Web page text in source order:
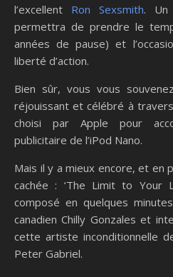
l’excellent Ron Sexsmith. Un
permettra de prendre le
années de pause) et
liberté d’action.
Bien sûr, vous vous
réjouissant et célébré à
choisi par Apple pour
publicitaire de l’iPod Nano.
Mais il y a mieux encore, et en
cachée : ‘The Limit to Your
composé en quelques
canadien Chilly Gonzales et
cette artiste inconditionnelle
Peter Gabriel.